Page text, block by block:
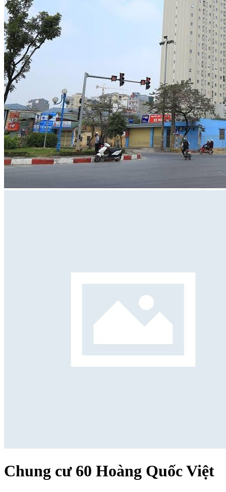
Chung cư 60 Hoàng Quốc Việt